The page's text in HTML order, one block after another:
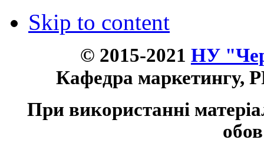
Skip to content
© 2015-2021 НУ
Кафедра маркетингу,
При використанні